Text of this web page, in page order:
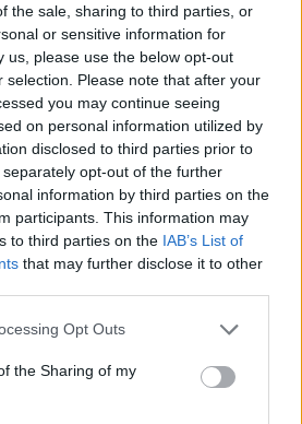
the sale, sharing to third parties, or
or sensitive information for
us, please use the below opt-out
selection. Please note that after your
you may continue seeing
on personal information utilized by
disclosed to third parties prior to
opt-out of the further
information by third parties on the
participants. This information may
to third parties on the IAB’s List of
that may further disclose it to other
Opt Outs
the Sharing of my
az export 4.2%-kal haladta
időszakát, míg a nagyvállalati
volt a kivitel növekedése. Az
működő szervezeteknél
51.9%-át adják - nagyon kis
figyelhető meg. Az ipar január-
stagnálást...
hírarchívumához
előfizetéses